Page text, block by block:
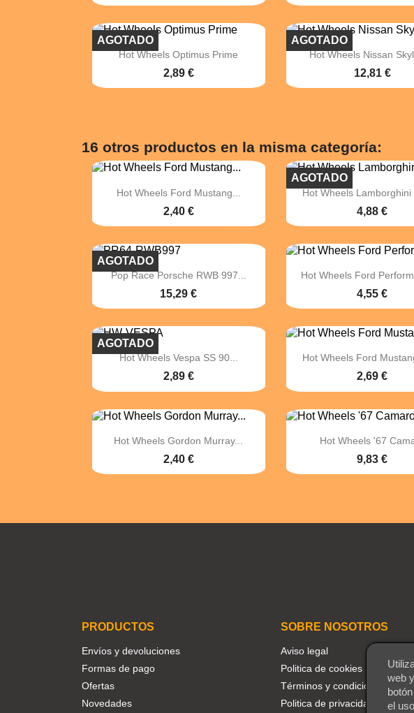
 Vista rápida
Hot Wheels Optimus Prime
2,89 €
AGOTADO
 Vista rápida
Hot Wheels Nissan
12,81 €
AGOTADO
16 otros productos en la misma categoría:
 Vista rápida
Hot Wheels Ford Mustang...
2,40 €
 Vista rápida
Hot Wheels Lamborghini
4,88 €
AGOTADO
 Vista rápida
Pop Race Porsche RWB 997...
15,29 €
AGOTADO
 Vista rápida
Hot Wheels Ford
4,55 €
 Vista rápida
Hot Wheels Vespa SS 90...
2,89 €
AGOTADO
 Vista rápida
Hot Wheels Ford
2,69 €
 Vista rápida
Hot Wheels Gordon Murray...
2,40 €
 Vista rápida
Hot Wheels '67
9,83 €
PRODUCTOS
Envíos y devoluciones
Formas de pago
Ofertas
Novedades
SOBRE NOSOTROS
Aviso legal
Politica de cookies
Términos y condiciones
Politica de privacidad
web
el